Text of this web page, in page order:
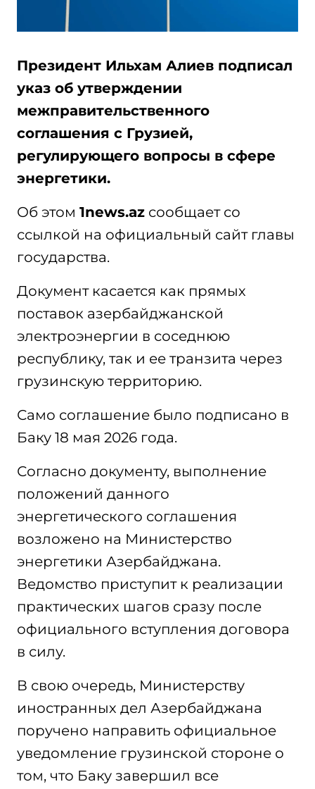
Президент Ильхам Алиев подписал
указ об утверждении
межправительственного
соглашения с Грузией,
регулирующего вопросы в сфере
энергетики.
Об этом 1news.az сообщает со
ссылкой на официальный сайт главы
государства.
Документ касается как прямых
поставок азербайджанской
электроэнергии в соседнюю
республику, так и ее транзита через
грузинскую территорию.
Само соглашение было подписано в
Баку 18 мая 2026 года.
Согласно документу, выполнение
положений данного
энергетического соглашения
возложено на Министерство
энергетики Азербайджана.
Ведомство приступит к реализации
практических шагов сразу после
официального вступления договора
в силу.
В свою очередь, Министерству
иностранных дел Азербайджана
поручено направить официальное
уведомление грузинской стороне о
том, что Баку завершил все